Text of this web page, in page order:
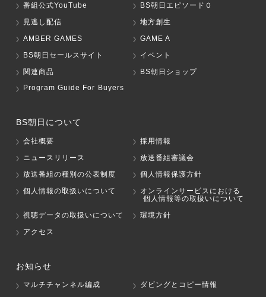
番組公式YouTube
BS朝日エピソード０
見逃し配信
地方創生
AMBER GAMES
GAME A
BS朝日セールスサイト
イベント
関連商品
BS朝日ショップ
Program Guide For Buyers
BS朝日について
会社概要
採用情報
ニュースリリース
放送番組審議会
放送番組の種別の公表制度
個人情報保護方針
個人情報の取扱いについて
オンラインサービスにおける
個人情報等の取扱いについて
視聴データの取扱いについて
環境方針
アクセス
お知らせ
マルチチャンネル編成 ダビングとコピー情報